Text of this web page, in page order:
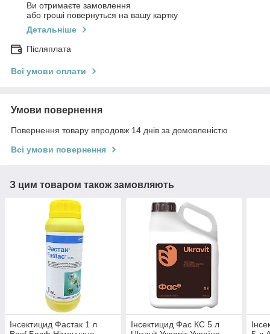
Ви отримаєте замовлення
або гроші повернуться на вашу картку
Детальніше
Післяплата
Всі умови оплати
Умови повернення
Повернення товару впродовж 14 днів за домовленістю
Всі умови повернення
З цим товаром також замовляють
Інсектицид Фастак 1 л
Інсектицид Фас КС 5 л